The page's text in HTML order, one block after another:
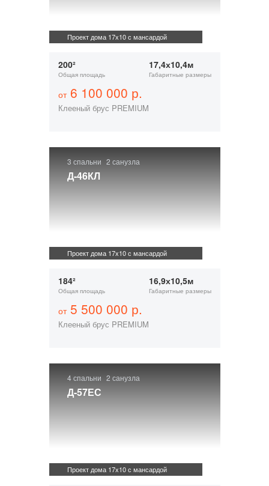
Проект дома 17х10 с мансардой
200²
Общая площадь
17,4х10,4м
Габаритные размеры
от6 100 000 р.
Клееный брус PREMIUM
3 спальни 2 санузла
Д-46КЛ
Проект дома 17х10 с мансардой
184²
Общая площадь
16,9х10,5м
Габаритные размеры
от5 500 000 р.
Клееный брус PREMIUM
4 спальни 2 санузла
Д-57ЕС
Проект дома 17х10 с мансардой